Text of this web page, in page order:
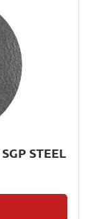
STEEL